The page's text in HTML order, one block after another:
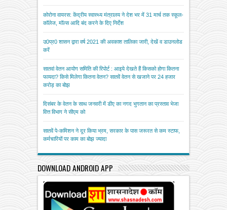
कोरोना वायरस: केंद्रीय स्वास्थ्य मंत्रालय ने देश भर में 31 मार्च तक स्कूल-
कॉलेज, मॉल्स आदि बंद करने के दिए निर्देश
उ0प्र0 शासन द्वारा वर्ष 2021 की अवकाश तालिका जारी, देखें व डाउनलोड
करें
सातवां वेतन आयोग समिति की रिपोर्ट : आइये देखते हैं किसको होगा कितना
फायदा? किसे मिलेगा कितना वेतन? सातवें वेतन से खजाने पर 24 हजार
करोड़ का बोझ
दिसंबर के वेतन के साथ जनवरी में डीए का नगद भुगतान का प्रस्ताव भेजा
वित्त विभाग ने सीएम को
सातवें पे-कमिशन ने दूर किया भ्रम, सरकार के पास जरूरत से कम स्टाफ,
कर्मचारियों पर काम का बोझ ज्यादा
DOWNLOAD ANDROID APP